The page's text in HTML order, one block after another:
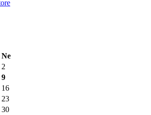
Ne
2
9
16
23
30